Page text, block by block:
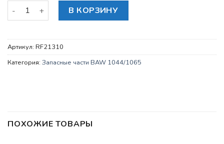
Количество товара Набор силовых отверток Rockforce
В КОРЗИНУ
Артикул: RF21310
Категория: Запасные части BAW 1044/1065
ПОХОЖИЕ ТОВАРЫ